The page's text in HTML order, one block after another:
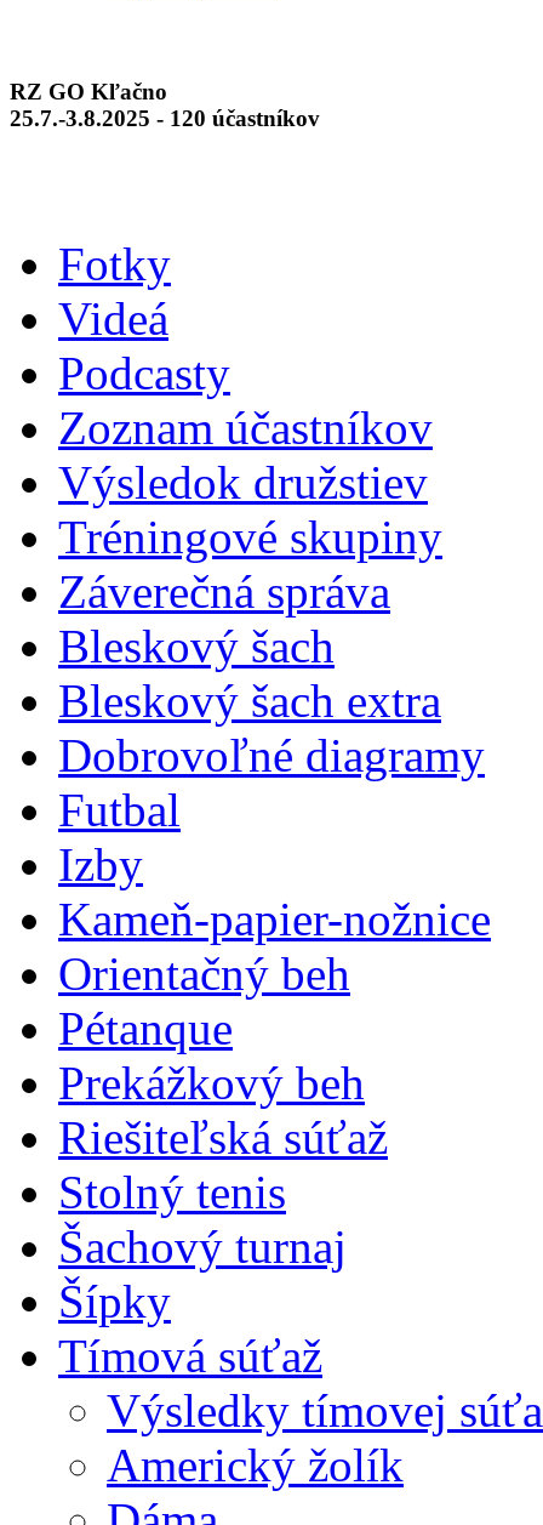
RZ GO Kľačno
25.7.-3.8.2025 - 120 účastníkov
Fotky
Videá
Podcasty
Zoznam účastníkov
Výsledok družstiev
Tréningové skupiny
Záverečná správa
Bleskový šach
Bleskový šach extra
Dobrovoľné diagramy
Futbal
Izby
Kameň-papier-nožnice
Orientačný beh
Pétanque
Prekážkový beh
Riešiteľská súťaž
Stolný tenis
Šachový turnaj
Šípky
Tímová súťaž
Výsledky tímovej
Americký žolík